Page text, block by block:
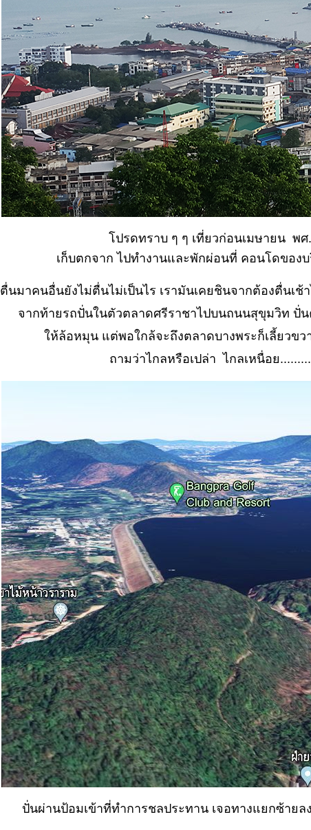
ปรดทราบ ๆ ๆ เที่ยวก่อนเมษายน พศ
เก็บตกจาก ไปทำงานและพักผ่อนที่ คอนโดขอ
ตื่นมาคนอื่นยังไม่ตื่นไม่เป็นไร เรามันเคยชินจากต้องตื่นเ
จากท้ายรถปั่นในตัวตลาดศรีราชาไปบนถนนสุขุมวิท ปั่
ห้ล้อหมุน แต่พอใกล้จะถึงตลาดบางพระก็เลี้ยวข
ถามว่าไกลหรือเปล่า ไกลเหนื่อย
ปั่นผ่านป้อมเข้าที่ทำการชลประทาน เจอทางแยกซ้าย